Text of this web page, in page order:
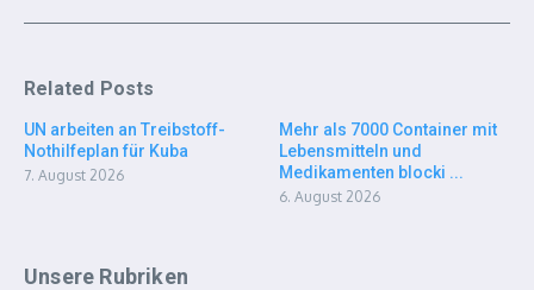
Related Posts
UN arbeiten an Treibstoff-
Nothilfeplan für Kuba
7. August 2026
Mehr als 7000 Container mit
Lebensmitteln und
Medikamenten blocki ...
6. August 2026
Unsere Rubriken